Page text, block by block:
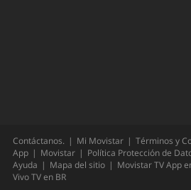
Contáctanos. Mi Movistar
Términos y
App
Movistar Política Protección de
Ayuda
Mapa del sitio Movistar TV App
Vivo TV en BR